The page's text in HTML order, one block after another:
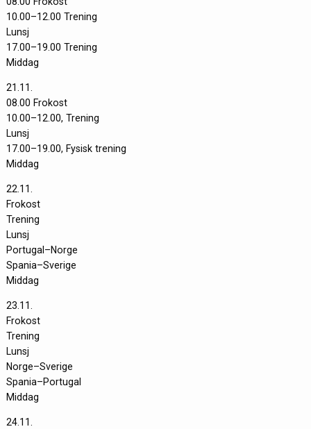
10.00–12.00 Trening
Lunsj
17.00–19.00 Trening
Middag
21.11.
08.00 Frokost
10.00–12.00, Trening
Lunsj
17.00–19.00, Fysisk trening
Middag
22.11.
Frokost
Trening
Lunsj
Portugal–Norge
Spania–Sverige
Middag
23.11.
Frokost
Trening
Lunsj
Norge–Sverige
Spania–Portugal
Middag
24.11.